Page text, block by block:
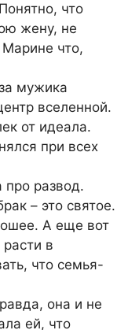
что
жену, не
что,
мужика
вселенной.
от идеала.
при всех
про развод.
– это святое.
А еще вот
в
что семья-
она и не
ей, что